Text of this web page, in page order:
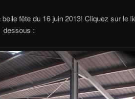
fête du 16 juin 2013! Cliquez sur le
dessous :